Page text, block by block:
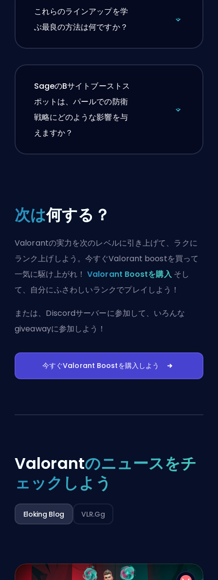
これらのラインアップを学
ぶ最良の方法は何ですか？
SageのBサイトブーストス
ポットは、パールでの防衛
戦略にどのような影響を与
えますか？
次は何する？
Valorantの実力を次のレベルに引き上げて、ラクに
ランク上げしよう。今すぐValorant boostを買って
一気に駆け上がれ！ Valorant Boostを購入 そし
て、自分にふさわしいランクでプレイしよう！
または、 Discordサーバーに参加して、いろんな
giveawayに参加しよう！
今すぐValorant Boostを購入しよう
Valorantのニュースをチ
ェックしよう
Eloking Blog VLR.gg